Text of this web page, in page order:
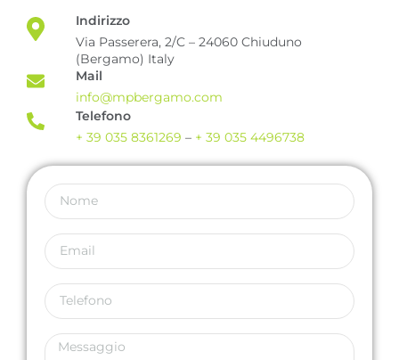
Indirizzo
Via Passerera, 2/C – 24060 Chiuduno
(Bergamo) Italy
Mail
info@mpbergamo.com
Telefono
+ 39 035 8361269 – + 39 035 4496738